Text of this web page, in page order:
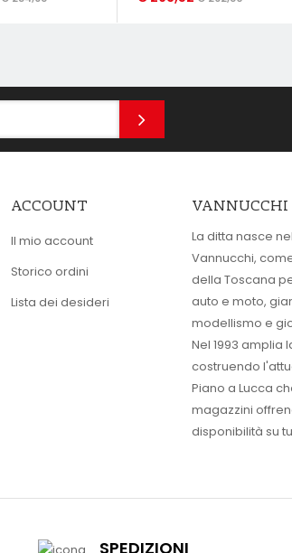
ACCOUNT
Il mio account
Storico ordini
Lista dei desideri
VANNUCCHI
La ditta nasce
Vannucchi,
della Toscana
auto e moto,
modellismo e
Nel 1993 amplia
costruendo
Piano a Lucca
magazzini
disponibilità su
SPEDIZIONI